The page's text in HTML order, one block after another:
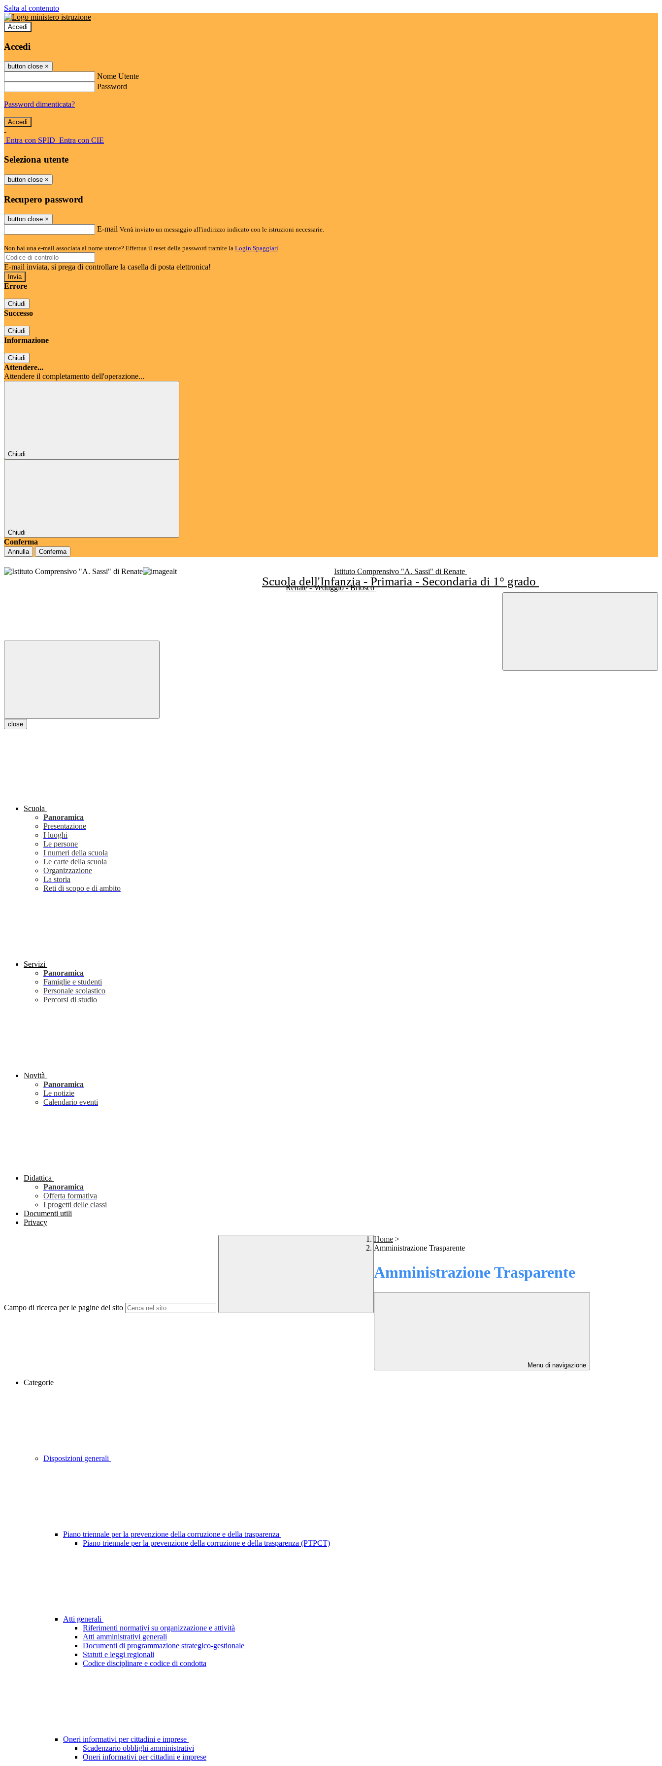
Salta al contenuto
Accedi
Accedi
button close ×
Nome Utente
Password
Password dimenticata?
-
Entra con SPID Entra con CIE
Seleziona utente
button close ×
Recupero password
button close ×
E-mail Verrà inviato un messaggio all'indirizzo indicato con le istruzioni necessarie.
Non hai una e-mail associata al nome utente? Effettua il reset della password tramite la Login Spaggiari
E-mail inviata, si prega di controllare la casella di posta elettronica!
Errore
Chiudi
Successo
Chiudi
Informazione
Chiudi
Attendere...
Attendere il completamento dell'operazione...
Chiudi
Chiudi
Conferma
Annulla Conferma
Istituto Comprensivo "A. Sassi" di Renate
Scuola dell'Infanzia - Primaria - Secondaria di 1° grado
Renate - Veduggio - Briosco
close
Scuola
Panoramica
Presentazione
I luoghi
Le persone
I numeri della scuola
Le carte della scuola
Organizzazione
La storia
Reti di scopo e di ambito
Servizi
Panoramica
Famiglie e studenti
Personale scolastico
Percorsi di studio
Novità
Panoramica
Le notizie
Calendario eventi
Didattica
Panoramica
Offerta formativa
I progetti delle classi
Documenti utili
Privacy
Campo di ricerca per le pagine del sito
Home >
Amministrazione Trasparente
Amministrazione Trasparente
Menu di navigazione
Categorie
Disposizioni generali
Piano triennale per la prevenzione della corruzione e della trasparenza
Piano triennale per la prevenzione della corruzione e della trasparenza (PTPCT)
Atti generali
Riferimenti normativi su organizzazione e attività
Atti amministrativi generali
Documenti di programmazione strategico-gestionale
Statuti e leggi regionali
Codice disciplinare e codice di condotta
Oneri informativi per cittadini e imprese
Scadenzario obblighi amministrativi
Oneri informativi per cittadini e imprese